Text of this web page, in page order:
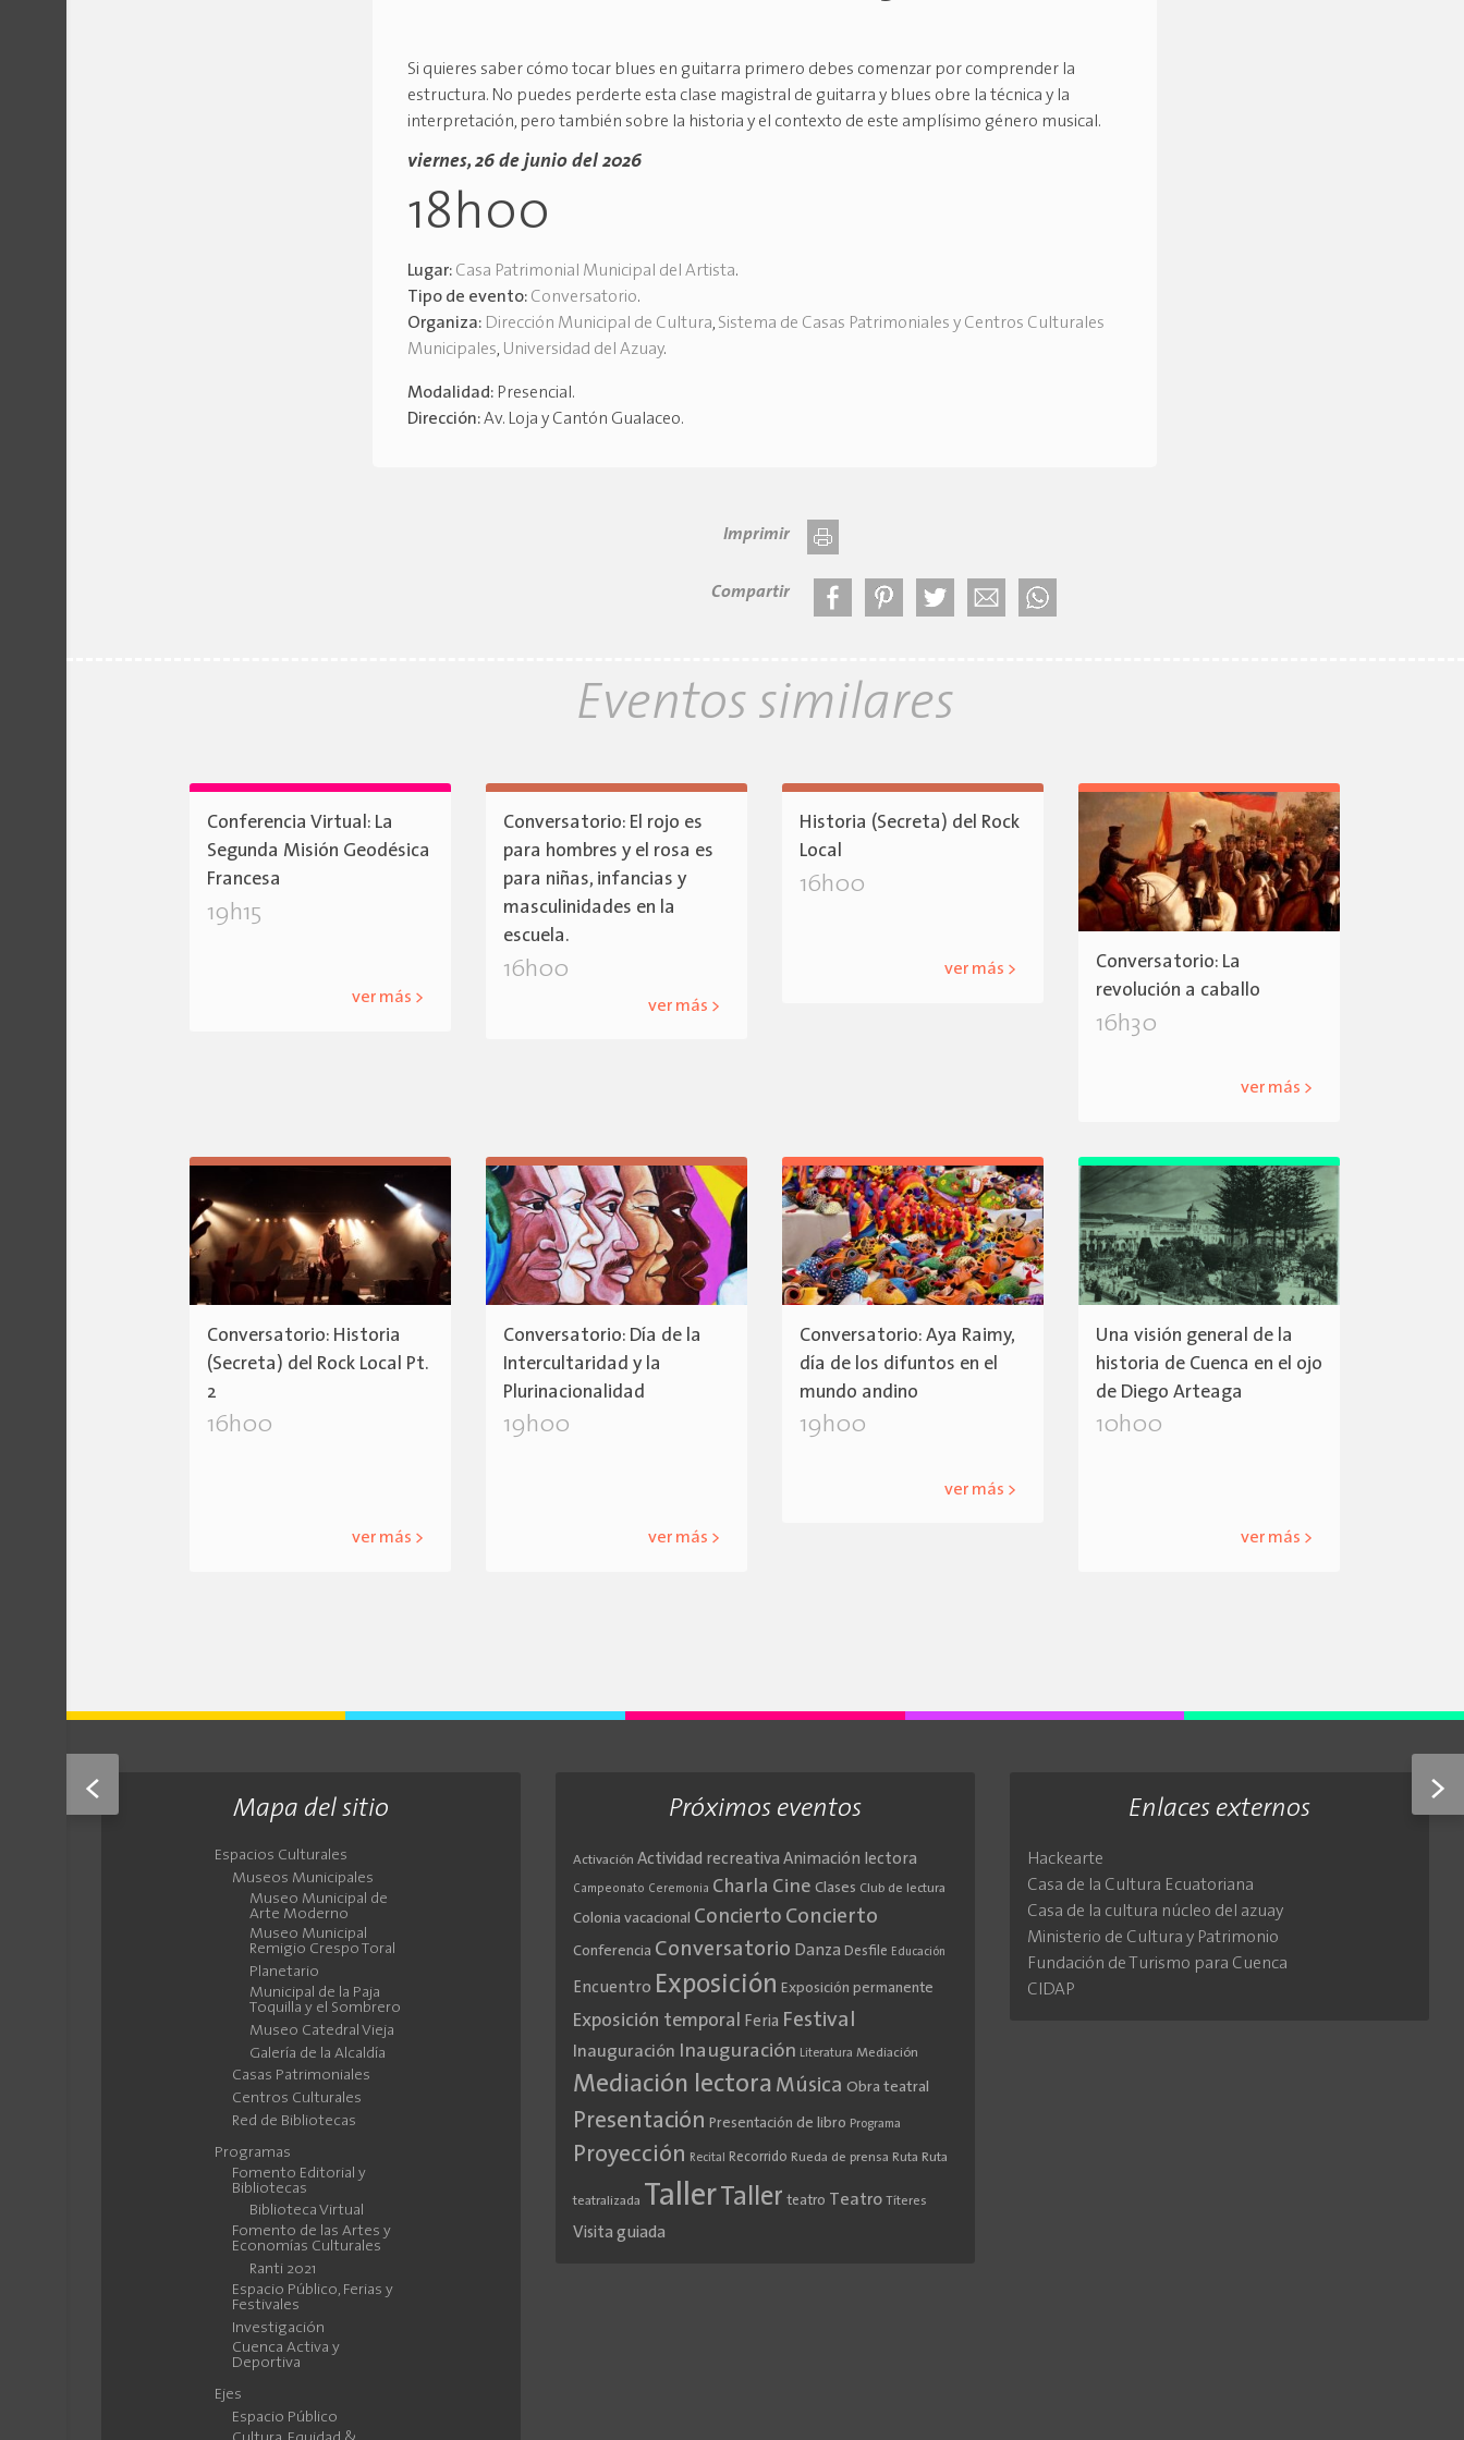
Si quieres saber cómo tocar blues en guitarra primero debes comenzar por comprender la
estructura. No puedes perderte esta clase magistral de guitarra y blues obre la técnica y la
interpretación, pero también sobre la historia y el contexto de este amplísimo género musical.
viernes, 26 de junio del 2026
18h00
Lugar: Casa Patrimonial Municipal del Artista.
Tipo de evento: Conversatorio.
Organiza: Dirección Municipal de Cultura, Sistema de Casas Patrimoniales y Centros Culturales
Municipales, Universidad del Azuay.
Modalidad: Presencial.
Dirección:Av. Loja y Cantón Gualaceo.
Imprimir
Compartir
< >
Eventos similares
Conferencia Virtual: La
Segunda Misión Geodésica
Francesa
19h15
ver más >
Conversatorio: El rojo es
para hombres y el rosa es
para niñas, infancias y
masculinidades en la
escuela.
16h00
ver más >
Historia (Secreta) del Rock
Local
16h00
ver más >
Conversatorio: La
revolución a caballo
16h30
ver más >
Conversatorio: Historia
(Secreta) del Rock Local Pt.
2
16h00
ver más >
Conversatorio: Día de la
Intercultaridad y la
Plurinacionalidad
19h00
ver más >
Conversatorio: Aya Raimy,
día de los difuntos en el
mundo andino
19h00
ver más >
Una visión general de la
historia de Cuenca en el ojo
de Diego Arteaga
10h00
ver más >
Mapa del sitio
Espacios Culturales
Museos Municipales
Museo Municipal de
Arte Moderno
Museo Municipal
Remigio Crespo Toral
Planetario
Municipal de la Paja
Toquilla y el Sombrero
Museo Catedral Vieja
Galería de la Alcaldía
Casas Patrimoniales
Centros Culturales
Red de Bibliotecas
Programas
Fomento Editorial y
Bibliotecas
Biblioteca Virtual
Fomento de las Artes y
Economías Culturales
Ranti 2021
Espacio Público, Ferias y
Festivales
Investigación
Cuenca Activa y
Deportiva
Ejes
Espacio Público
Próximos eventos
Activación Actividad recreativa Animación lectora
Campeonato Ceremonia Charla Cine Clases Club de lectura
Colonia vacacional Concierto Concierto
Conferencia Conversatorio Danza Desfile Educación
Encuentro Exposición Exposición permanente
Exposición temporal Feria Festival
Inauguración Inauguración Literatura Mediación
Mediación lectora Música Obra teatral
Presentación Presentación de libro Programa
Proyección Recital Recorrido Rueda de prensa Ruta Ruta
teatralizada TallerTaller teatro Teatro Títeres
Visita guiada
Enlaces externos
Hackearte
Casa de la Cultura Ecuatoriana
Casa de la cultura núcleo del azuay
Ministerio de Cultura y Patrimonio
Fundación de Turismo para Cuenca
CIDAP